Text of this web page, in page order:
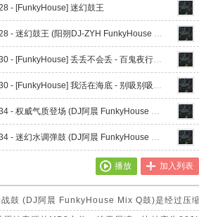
- [FunkyHouse] 迷幻鼓王
128 - 迷幻鼓王 (阳朔DJ-ZYH FunkyHouse Mix)
130 - [FunkyHouse] 丢丢不会丢 - 百鬼夜行迷幻旋律
130 - [FunkyHouse] 我活在海底 - 别吸别吸 - 阿索阿索
134 - 权威气质登场 (DJ阿晨 FunkyHouse Mix Q鼓)
134 - 迷幻水调弹鼓 (DJ阿晨 FunkyHouse Mix Q鼓)
加入列表
播放
鼓 (DJ阿晨 FunkyHouse Mix Q鼓)是经过压